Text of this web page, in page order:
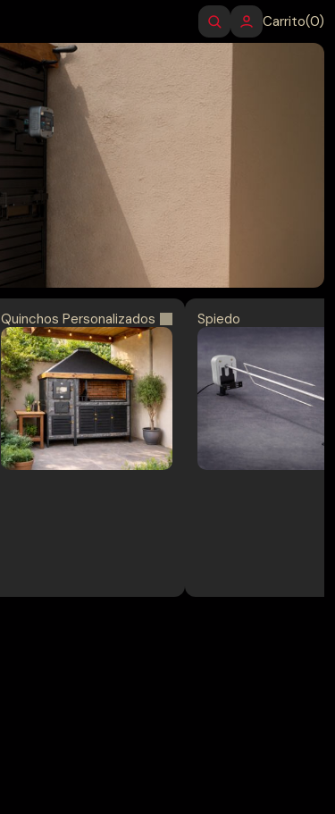
Carrito(0)
Quinchos Personalizados Spiedo